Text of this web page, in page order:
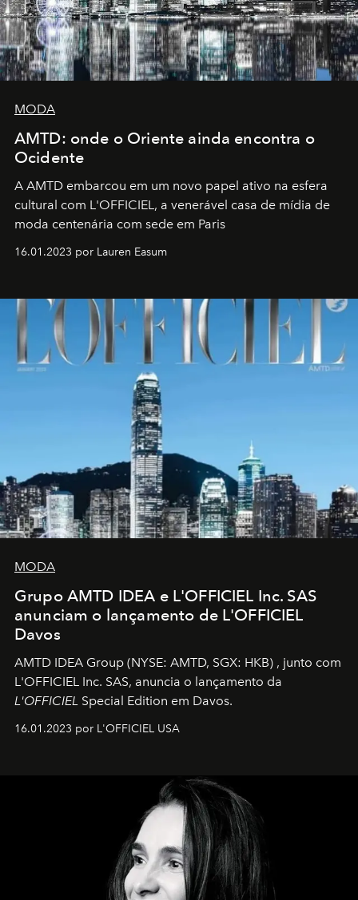
MODA
AMTD: onde o Oriente ainda encontra o
Ocidente
A AMTD embarcou em um novo papel ativo na esfera
cultural com L'OFFICIEL, a venerável casa de mídia de
moda centenária com sede em Paris
16.01.2023 por Lauren Easum
MODA
Grupo AMTD IDEA e L'OFFICIEL Inc. SAS
anunciam o lançamento de L'OFFICIEL
Davos
AMTD IDEA Group (NYSE: AMTD, SGX: HKB) , junto com
L'OFFICIEL Inc. SAS, anuncia o lançamento da
L'OFFICIEL Special Edition em Davos.
16.01.2023 por L'OFFICIEL USA